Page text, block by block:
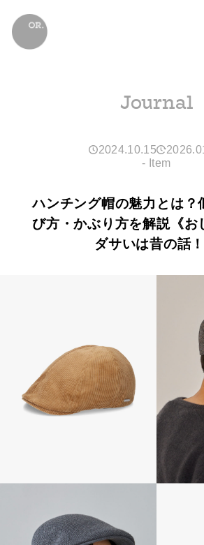
Journal
2024.10.15
- Item
ハンチング帽の魅力とは？
び方・かぶり方を解説《お
ダサいは昔の話！